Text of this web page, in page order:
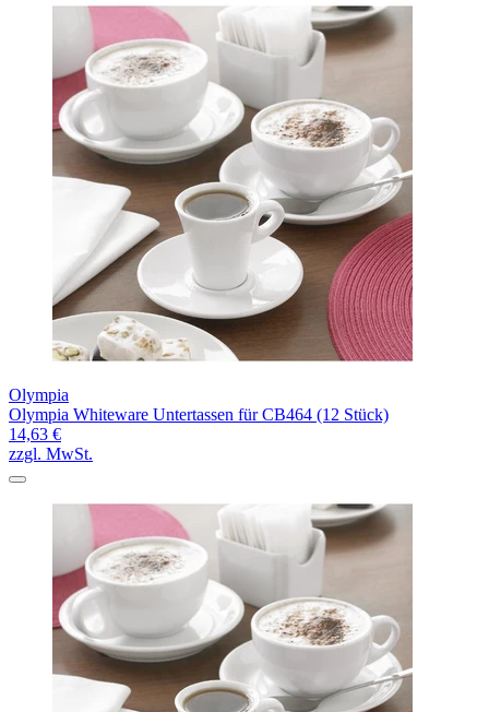
Olympia
Olympia Whiteware Untertassen für CB464 (12 Stück)
14,63 €
zzgl. MwSt.